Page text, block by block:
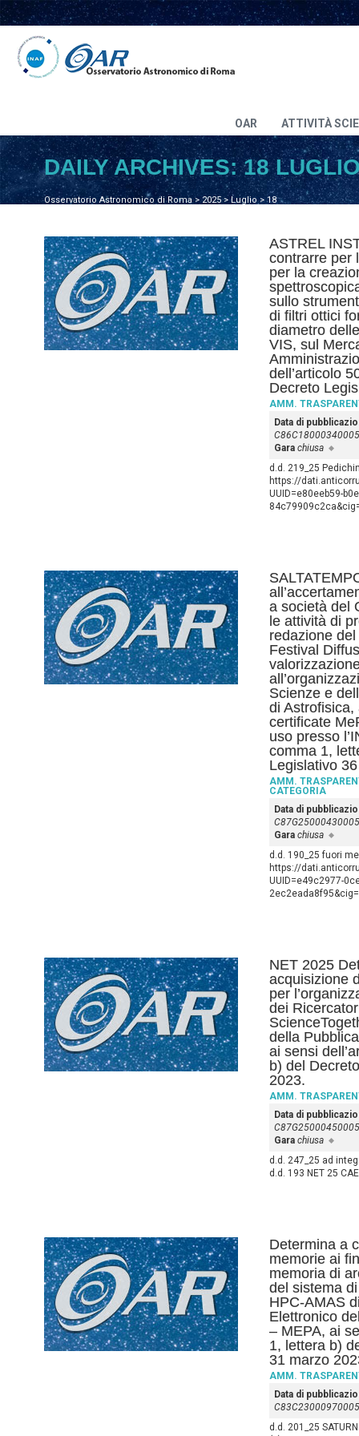
OAR ATTIVITÀ
Osservatorio Astronomico di Roma>2025>Luglio > 18
DAILY ARCHIVES:18
ASTREL
contrarre per
per la
sullo
di filtri ottici
diametro
VIS, sul
dell’articolo
Decreto
AMM.
Data di
C86C18000340005
Gara chiusa
d.d. 219_25
https://
UUID=e80eeb59-
a società del
le attività di
redazione
Festival
Scienze e
di
certificate
uso presso
comma 1,
Legislativo
AMM.
CATEGORIA
Data di
C87G25000430005
Gara chiusa
d.d. 190_25 fuori
https://
UUID=e49c2977-
NET 2025
acquisizione
per
dei
della
ai sensi
b) del
2023.
AMM.
Data di
C87G25000450005
Gara chiusa
d.d. 247_25 ad
d.d. 193 NET 25
Determina a
memorie ai
memoria di
del sistema
HPC-AMAS
Elettronico
– MEPA, ai
1, lettera b)
31 marzo
AMM.
Data di
C83C23000970005
d.d. 201_25